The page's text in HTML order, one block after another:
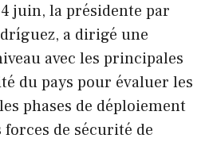
juin, la présidente par
a dirigé une
avec les principales
du pays pour évaluer les
phases de déploiement
de sécurité de